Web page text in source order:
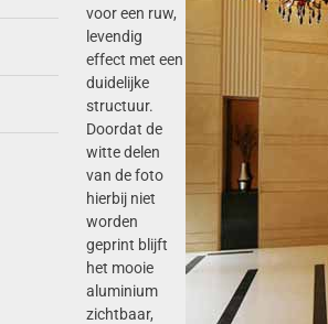
voor een ruw,
levendig
effect met een
duidelijke
structuur.
Doordat de
witte delen
van de foto
hierbij niet
worden
geprint blijft
het mooie
aluminium
zichtbaar,